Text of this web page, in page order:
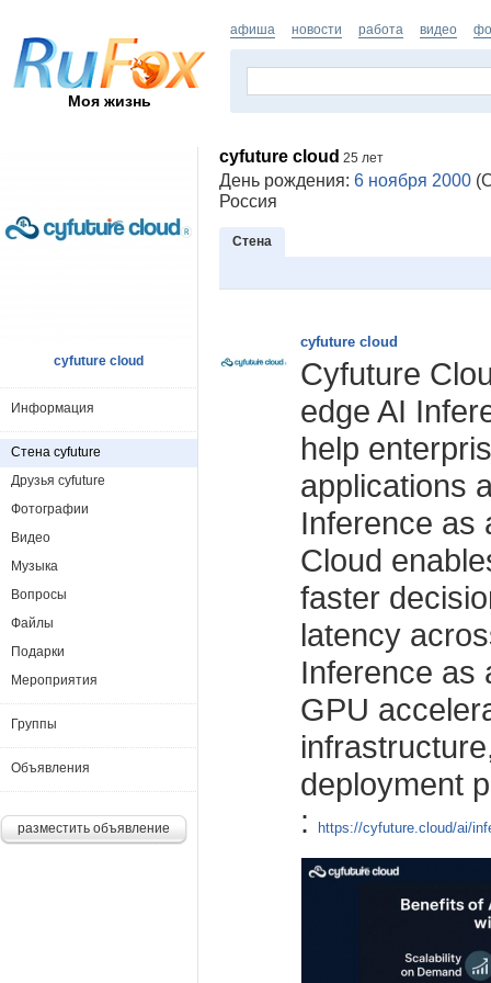
Моя жизнь
афиша новости работа видео
cyfuture cloud 25 лет
День рождения: 6 ноября 2000
Россия
Стена
cyfuture cloud
Cyfuture
edge AI
help
applications
Inference as
Cloud
faster
latency
Inference as
GPU
deployment
:
https://cyfuture.cloud/ai/
cyfuture cloud
Информация
Стена cyfuture
Друзья cyfuture
Фотографии
Видео
Музыка
Вопросы
Файлы
Подарки
Мероприятия
Группы
Объявления
разместить объявление